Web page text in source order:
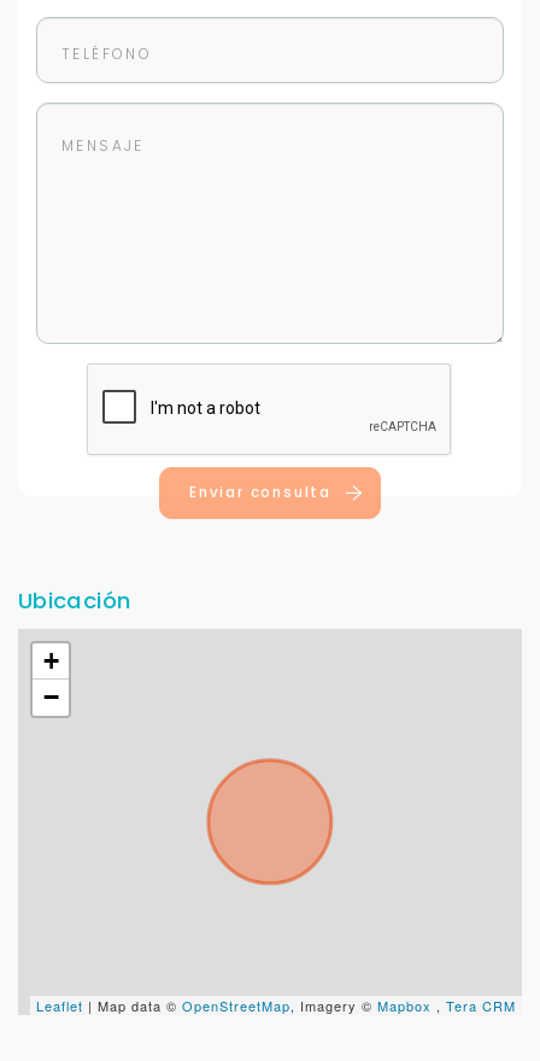
Enviar consulta
Ubicación
+
−
Leaflet | Map data © OpenStreetMap, Imagery © Mapbox , Tera CRM
Buscamos darte la mejor experiencia.